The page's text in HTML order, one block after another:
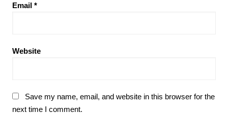
Email *
Website
Save my name, email, and website in this browser for the
next time I comment.